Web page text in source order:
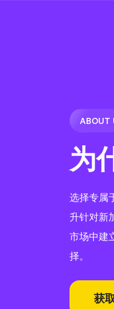
ABOUT
为
选择专属
升针对新
市场中建
择。
获